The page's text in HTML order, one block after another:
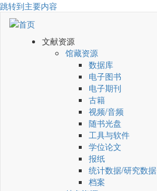
跳转到主要内容
文献资源
馆藏资源
数据库
电子图书
电子期刊
古籍
视频/音频
随书光盘
工具与软件
学位论文
报纸
统计数据/研究数据
档案